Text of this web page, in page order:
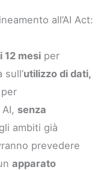
all’AI Act:
12 mesi per
utilizzo di dati,
per
senza
ambiti già
prevedere
apparato